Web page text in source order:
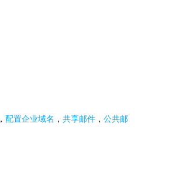
，配置企业域名 ，共享邮件 ，公共邮